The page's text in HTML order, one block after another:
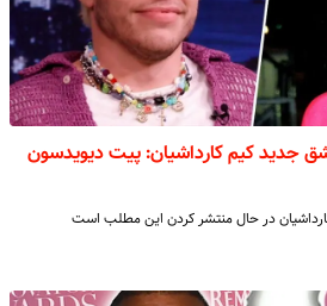
جدید کیم کارداشیان: پیت دیویدسون
در حال منتشر کردن این مطلب است